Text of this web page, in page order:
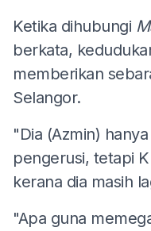
Ketika dihubungi
berkata,
memberikan
Selangor.
"Dia (Azmin)
pengerusi, tetapi
kerana dia masih
"Apa guna